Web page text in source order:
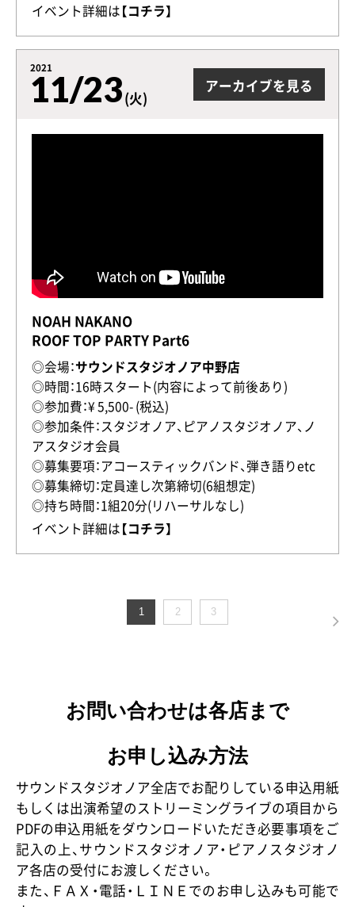
イベント詳細は【コチラ】
2021
11/23(火)
アーカイブを見る
NOAH NAKANO
ROOF TOP PARTY Part6
◎会場：サウンドスタジオノア中野店
◎時間：16時スタート(内容によって前後あり)
◎参加費：¥ 5,500- (税込)
◎参加条件：スタジオノア、ピアノスタジオノア、ノ
アスタジオ会員
◎募集要項：アコースティックバンド、弾き語りetc
◎募集締切：定員達し次第締切(6組想定)
◎持ち時間：1組20分(リハーサルなし)
イベント詳細は【コチラ】
1 2 3
お問い合わせは各店まで
お申し込み方法
サウンドスタジオノア全店でお配りしている申込用紙
もしくは出演希望のストリーミングライブの項目から
PDFの申込用紙をダウンロードいただき必要事項をご
記入の上、サウンドスタジオノア・ピアノスタジオノ
ア各店の受付にお渡しください。
また、ＦＡＸ・電話・ＬＩＮＥでのお申し込みも可能で